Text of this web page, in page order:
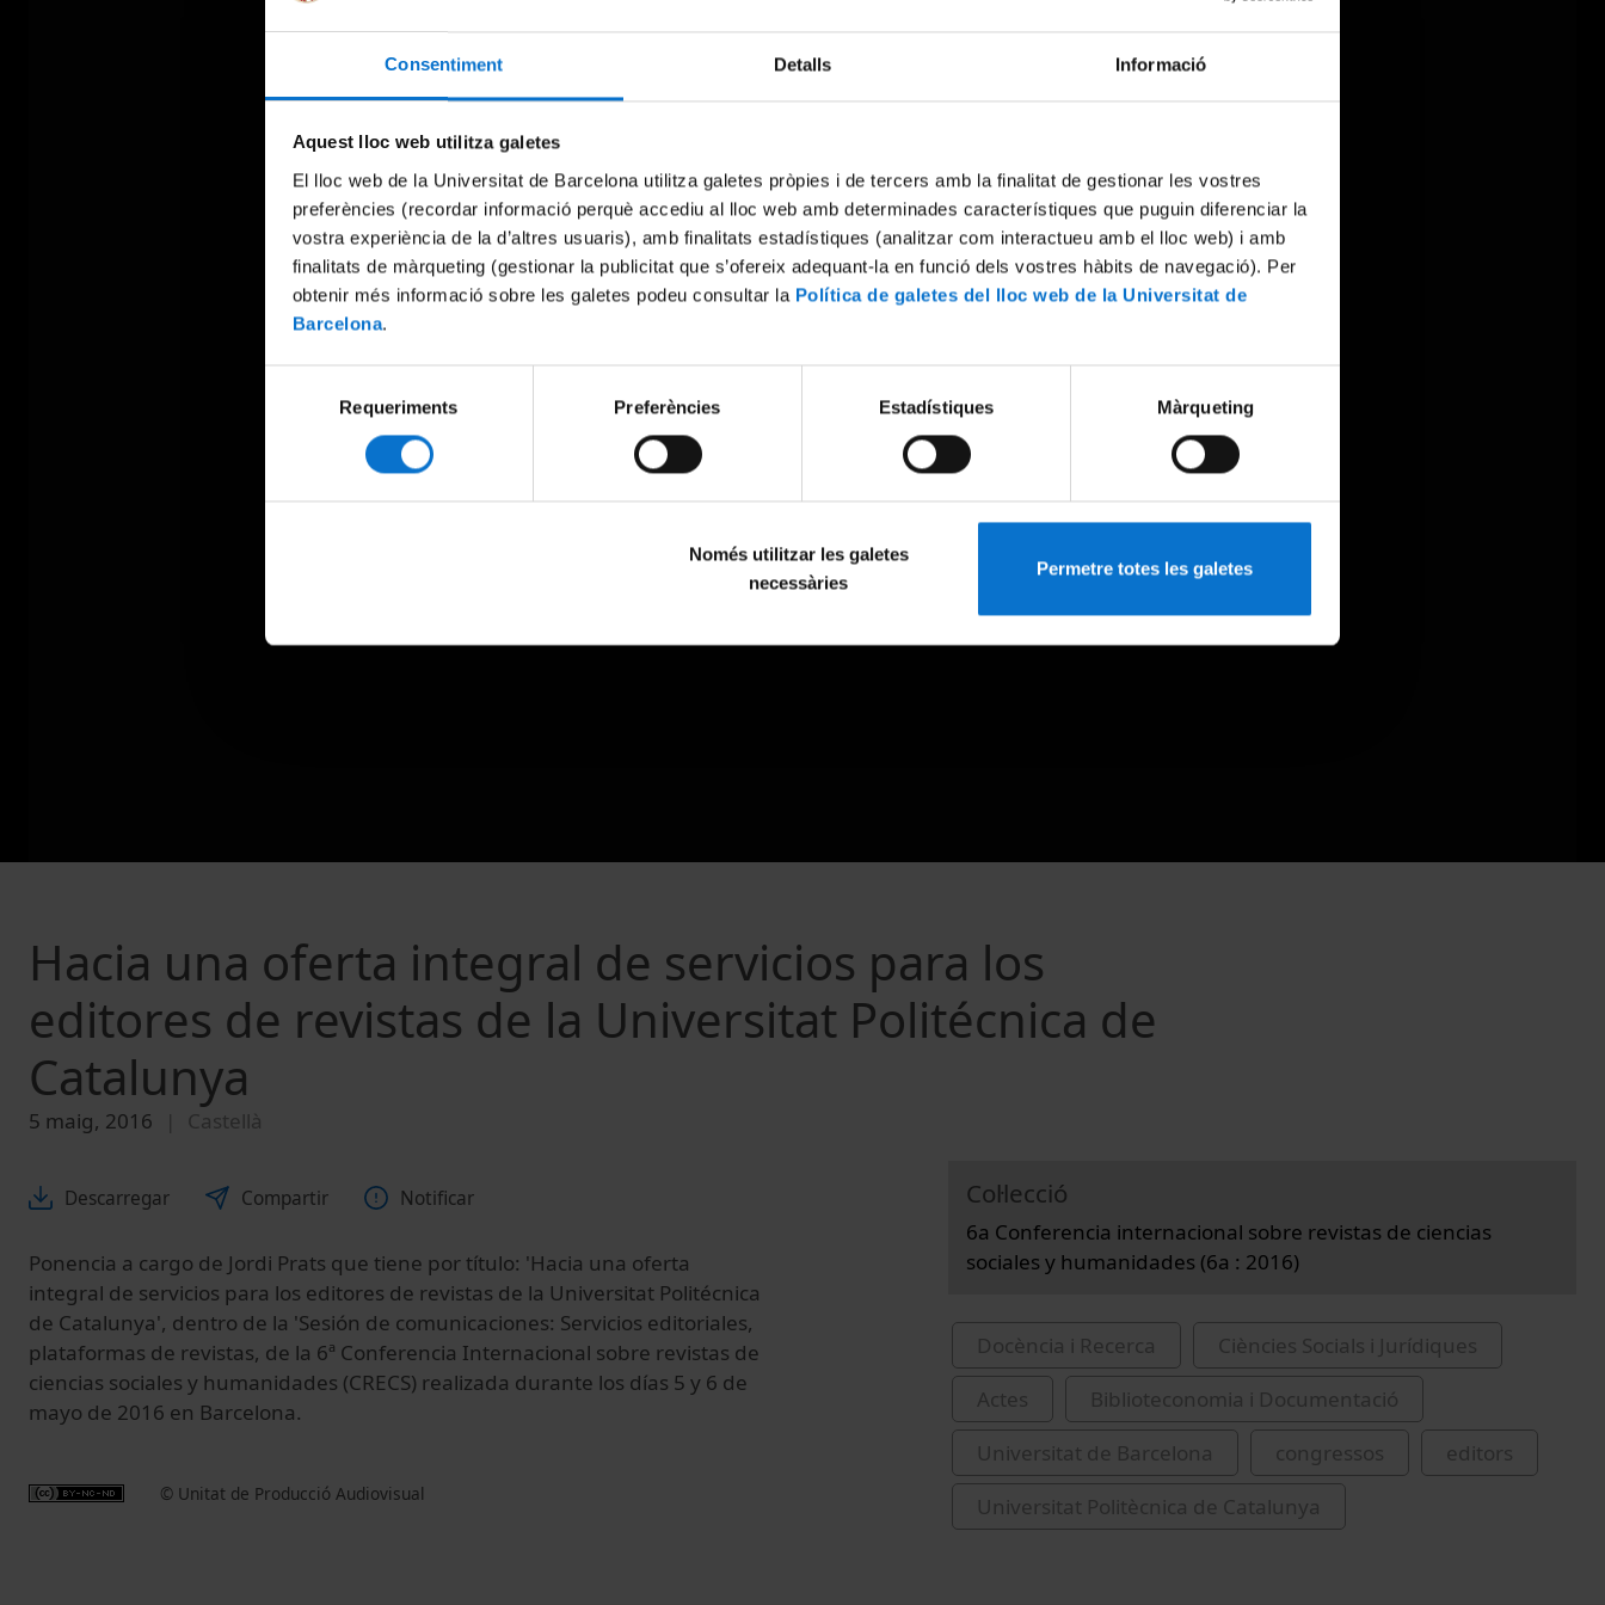
Consentiment Detalls Informació
Aquest lloc web utilitza galetes
El lloc web de la Universitat de Barcelona utilitza galetes pròpies i de tercers amb la finalitat de gestionar les vostres
preferències (recordar informació perquè accediu al lloc web amb determinades característiques que puguin diferenciar la
vostra experiència de la d’altres usuaris), amb finalitats estadístiques (analitzar com interactueu amb el lloc web) i amb
finalitats de màrqueting (gestionar la publicitat que s’ofereix adequant-la en funció dels vostres hàbits de navegació). Per
obtenir més informació sobre les galetes podeu consultar la Política de galetes del lloc web de la Universitat de
Barcelona.
consentiment
Requeriments Preferències Estadístiques Màrqueting
Només utilitzar les galetes
necessàries
Permetre totes les galetes
Try again
Hacia una oferta integral de servicios para los
editores de revistas de la Universitat Politécnica de
Catalunya
5 maig, 2016 Castellà
Descarregar Compartir Notificar
Ponencia a cargo de Jordi Prats que tiene por título: 'Hacia una oferta
integral de servicios para los editores de revistas de la Universitat Politécnica
de Catalunya', dentro de la 'Sesión de comunicaciones: Servicios editoriales,
plataformas de revistas, de la 6ª Conferencia Internacional sobre revistas de
ciencias sociales y humanidades (CRECS) realizada durante los días 5 y 6 de
mayo de 2016 en Barcelona.
© Unitat de Producció Audiovisual
Col·lecció
6a Conferencia internacional sobre revistas de ciencias
sociales y humanidades (6a : 2016)
Docència i Recerca
Ciències Socials i Jurídiques
Actes
Biblioteconomia i Documentació
Universitat de Barcelona
congressos
editors
Universitat Politècnica de Catalunya